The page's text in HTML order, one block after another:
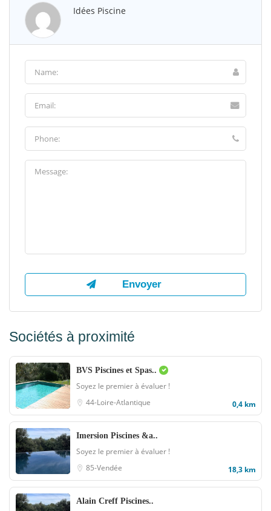
Idées Piscine
Sociétés à proximité
BVS Piscines et Spas..
Soyez le premier à évaluer !
44-Loire-Atlantique
0,4 km
Imersion Piscines &a..
Soyez le premier à évaluer !
85-Vendée
18,3 km
Alain Creff Piscines..